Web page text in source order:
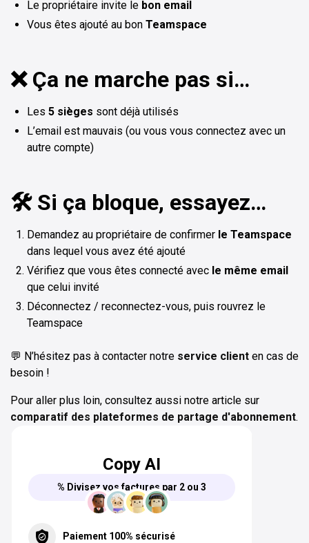
Le propriétaire invite le bon email
Vous êtes ajouté au bon Teamspace
❌ Ça ne marche pas si…
Les 5 sièges sont déjà utilisés
L’email est mauvais (ou vous vous connectez avec un
autre compte)
🛠️ Si ça bloque, essayez…
Demandez au propriétaire de confirmer le Teamspace
dans lequel vous avez été ajouté
Vérifiez que vous êtes connecté avec le même email
que celui invité
Déconnectez / reconnectez-vous, puis rouvrez le
Teamspace
💬 N’hésitez pas à contacter notre service client en cas de
besoin !
Pour aller plus loin, consultez aussi notre article sur
comparatif des plateformes de partage d'abonnement.
Copy AI
% Divisez vos factures par 2 ou 3
Paiement 100% sécurisé